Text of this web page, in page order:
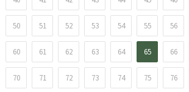
50 51 52 53 54 55 56
60 61 62 63 64 65 66
70 71 72 73 74 75 76